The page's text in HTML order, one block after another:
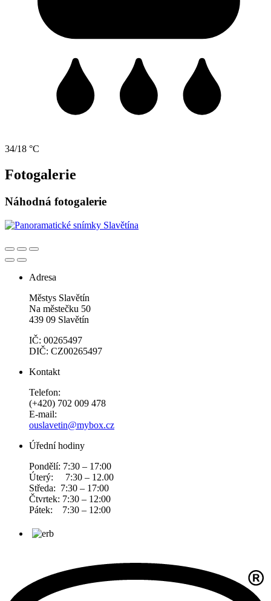
34/18 °C
Fotogalerie
Náhodná fotogalerie
Adresa
Městys Slavětín
Na městečku 50
439 09 Slavětín
IČ: 00265497
DIČ: CZ00265497
Kontakt
Telefon:
(+420) 702 009 478
E-mail:
ouslavetin@mybox.cz
Úřední hodiny
Pondělí: 7:30 – 17:00
Úterý: 7:30 – 12.00
Středa: 7:30 – 17:00
Čtvrtek: 7:30 – 12:00
Pátek: 7:30 – 12:00